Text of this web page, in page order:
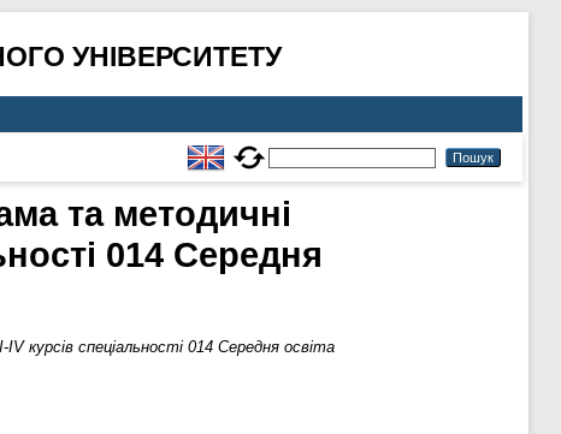
УНІВЕРСИТЕТУ
та методичні
014 Середня
курсів спеціальності 014 Середня освіта